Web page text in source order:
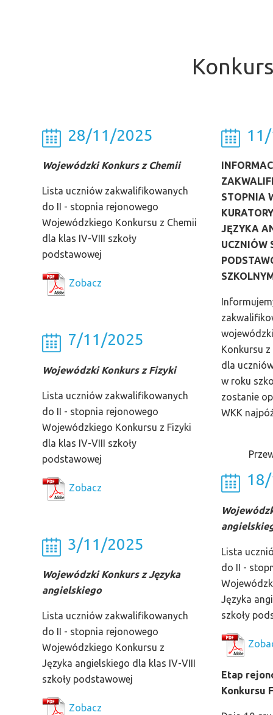
28/11/2025
Wojewódzki Konkurs z Chemii
Lista uczniów zakwalifikowanych
do II - stopnia rejonowego
Wojewódzkiego Konkursu z Chemii
dla klas IV-VIII szkoły
podstawowej
Zobacz
7/11/2025
Wojewódzki Konkurs z Fizyki
Lista uczniów zakwalifikowanych
do II - stopnia rejonowego
Wojewódzkiego Konkursu z Fizyki
dla klas IV-VIII szkoły
podstawowej
Zobacz
3/11/2025
Wojewódzki Konkurs z Języka
angielskiego
Lista uczniów zakwalifikowanych
do II - stopnia rejonowego
Wojewódzkiego Konkursu z
Języka angielskiego dla klas IV-VIII
szkoły podstawowej
Zobacz
STOPNIA
JĘZYKA
UCZNIÓW
Konkursu
dla
w roku
zostanie
WKK
Lista
do II -
Języka
szkoły
Etap
Konkursu